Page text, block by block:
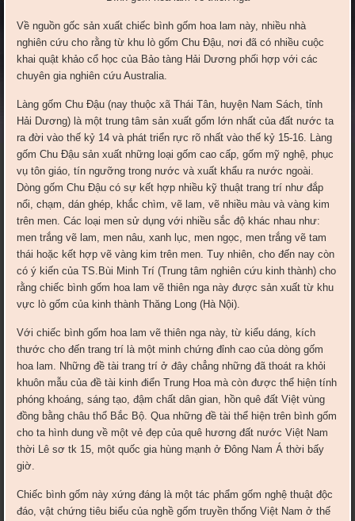
Về nguồn gốc sản xuất chiếc bình gốm hoa lam này, nhiều nhà
nghiên cứu cho rằng từ khu lò gốm Chu Đậu, nơi đã có nhiều cuộc
khai quật khảo cổ học của Bảo tàng Hải Dương phối hợp với các
chuyên gia nghiên cứu Australia.
Làng gốm Chu Đậu (nay thuộc xã Thái Tân, huyện Nam Sách, tỉnh
Hải Dương) là một trung tâm sản xuất gốm lớn nhất của đất nước ta
ra đời vào thế kỷ 14 và phát triển rực rõ nhất vào thế kỷ 15-16. Làng
gốm Chu Đậu sản xuất những loại gốm cao cấp, gốm mỹ nghệ, phục
vụ tôn giáo, tín ngưỡng trong nước và xuất khẩu ra nước ngoài.
Dòng gốm Chu Đậu có sự kết hợp nhiều kỹ thuật trang trí như đắp
nổi, chạm, dán ghép, khắc chìm, vẽ lam, vẽ nhiều màu và vàng kim
trên men. Các loại men sử dụng với nhiều sắc độ khác nhau như:
men trắng vẽ lam, men nâu, xanh lục, men ngọc, men trắng vẽ tam
thái hoặc kết hợp vẽ vàng kim trên men. Tuy nhiên, cho đến nay còn
có ý kiến của TS.Bùi Minh Trí (Trung tâm nghiên cứu kinh thành) cho
rằng chiếc bình gốm hoa lam vẽ thiên nga này được sản xuất từ khu
vực lò gốm của kinh thành Thăng Long (Hà Nội).
Với chiếc bình gốm hoa lam vẽ thiên nga này, từ kiểu dáng, kích
thước cho đến trang trí là một minh chứng đỉnh cao của dòng gốm
hoa lam. Những đề tài trang trí ở đây chẳng những đã thoát ra khỏi
khuôn mẫu của đề tài kinh điển Trung Hoa mà còn được thể hiện tính
phóng khoáng, sáng tạo, đậm chất dân gian, hồn quê đất Việt vùng
đồng bằng châu thổ Bắc Bộ. Qua những đề tài thể hiện trên bình gốm
cho ta hình dung về một vẻ đẹp của quê hương đất nước Việt Nam
thời Lê sơ tk 15, một quốc gia hùng mạnh ở Đông Nam Á thời bấy
giờ.
Chiếc bình gốm này xứng đáng là một tác phẩm gốm nghệ thuật độc
đáo, vật chứng tiêu biểu của nghề gốm truyền thống Việt Nam ở thế